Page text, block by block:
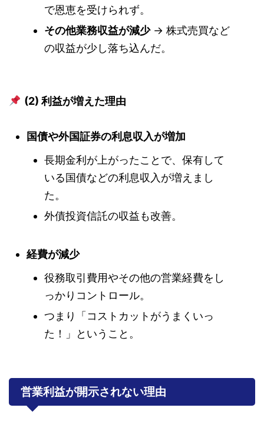
で恩恵を受けられず。
その他業務収益が減少→ 株式売買など
の収益が少し落ち込んだ。
(2) 利益が増えた理由
国債や外国証券の利息収入が増加
長期金利が上がったことで、保有して
いる国債などの利息収入が増えまし
た。
外債投資信託の収益も改善。
経費が減少
役務取引費用やその他の営業経費をし
っかりコントロール。
つまり「コストカットがうまくいっ
た！」ということ。
営業利益が開示されない理由